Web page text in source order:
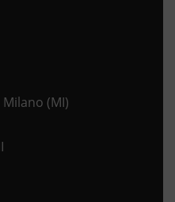
Milano (MI)